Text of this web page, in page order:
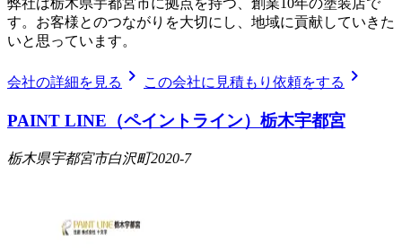
弊社は栃木県宇都宮市に拠点を持つ、創業10年の塗装店で
す。お客様とのつながりを大切にし、地域に貢献していきた
いと思っています。
会社の詳細を見る chevron_right この会社に見積もり依頼をする chevron_right
PAINT LINE（ペイントライン）栃木宇都宮
栃木県宇都宮市白沢町2020-7